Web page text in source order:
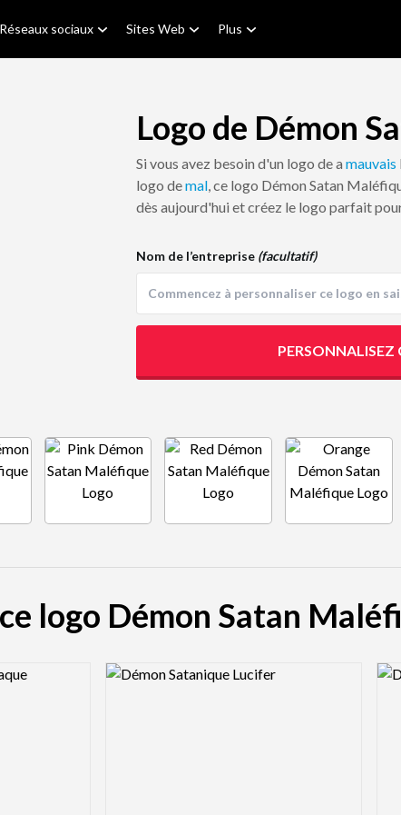
Réseaux sociaux Sites Web Plus
Logo de Démon
Si vous avez besoin d'un logo de a mauvais
logo demal, ce logo Démon Satan
dès aujourd'hui et créez le logo parfait
Nom de l’entreprise (facultatif)
PERSONNALISEZ
logo Démon Satan
Logo Preview Image